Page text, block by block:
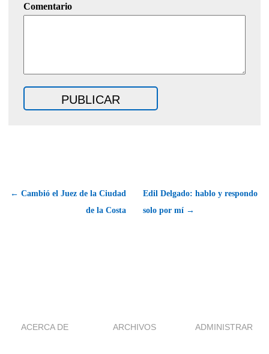
Comentario
← Cambió el Juez de la Ciudad
de la Costa
Edil Delgado: hablo y respondo
solo por mí →
ACERCA DE ARCHIVOS ADMINISTRAR